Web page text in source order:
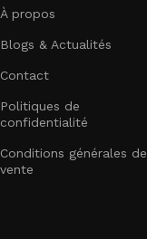
À propos
Blogs & Actualités
Contact
Politiques de
confidentialité
Conditions générales de
vente